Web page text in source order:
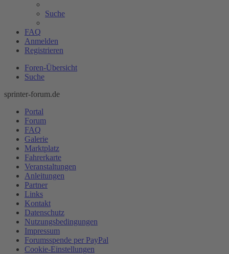
Suche
FAQ
Anmelden
Registrieren
Foren-Übersicht
Suche
sprinter-forum.de
Portal
Forum
FAQ
Galerie
Marktplatz
Fahrerkarte
Veranstaltungen
Anleitungen
Partner
Links
Kontakt
Datenschutz
Nutzungsbedingungen
Impressum
Forumsspende per PayPal
Cookie-Einstellungen